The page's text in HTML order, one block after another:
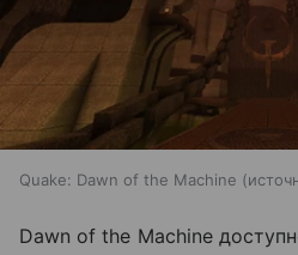
Quake: Dawn of the Machine
Dawn of the Machine